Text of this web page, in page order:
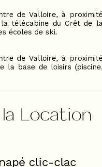
de Valloire, à
télécabine du Crêt de
écoles de ski.
de Valloire, à
la base de loisirs
Location
clic-clac